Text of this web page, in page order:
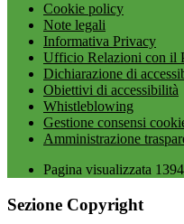
Cookie policy
Note legali
Informativa Privacy
Ufficio Relazioni con il
Dichiarazione di
Obiettivi di accessibilità
Whistleblowing
Gestione consensi
Amministrazione
Pagina visualizzata 1394
Sezione Copyright